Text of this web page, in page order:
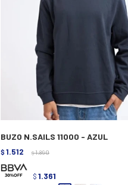
BUZO N.SAILS 11000 - AZUL
$ 1.512 $ 1.890
$ 1.361